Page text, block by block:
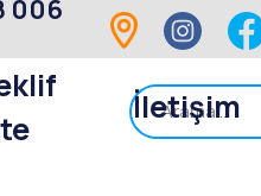
006
İletişim